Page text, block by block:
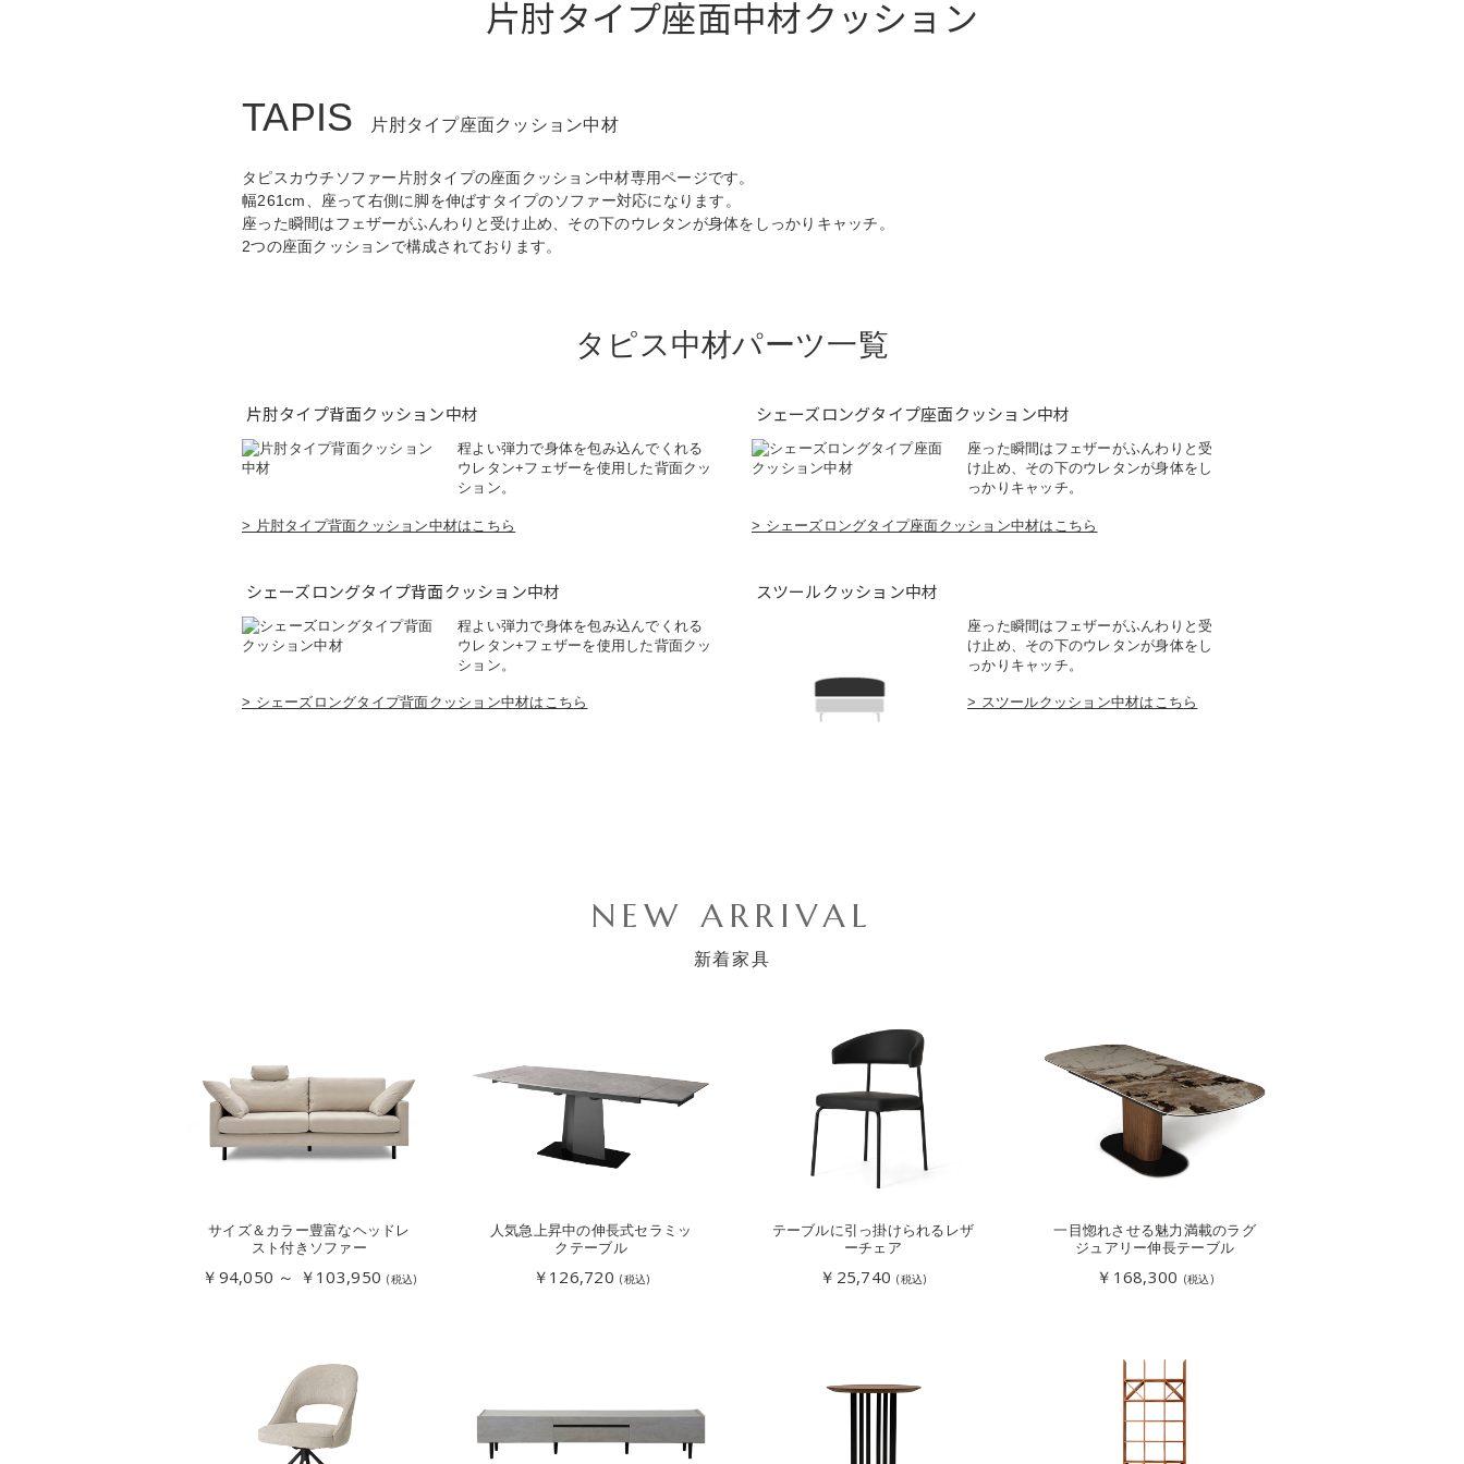
お買い物を続ける カートへ進む
片肘タイプ座面中材クッション
TAPIS 片肘タイプ座面クッション中材
タピスカウチソファー片肘タイプの座面クッション中材専用ページです。
幅261cm、座って右側に脚を伸ばすタイプのソファー対応になります。
座った瞬間はフェザーがふんわりと受け止め、その下のウレタンが身体をしっかりキャッチ。
2つの座面クッションで構成されております。
タピス中材パーツ一覧
片肘タイプ背面クッション中材
程よい弾力で身体を包み込んでくれる
ウレタン+フェザーを使用した背面クッ
ション。
> 片肘タイプ背面クッション中材はこちら
シェーズロングタイプ座面クッション中材
座った瞬間はフェザーがふんわりと受
け止め、その下のウレタンが身体をし
っかりキャッチ。
> シェーズロングタイプ座面クッション中材はこちら
シェーズロングタイプ背面クッション中材
程よい弾力で身体を包み込んでくれる
ウレタン+フェザーを使用した背面クッ
ション。
> シェーズロングタイプ背面クッション中材はこちら
スツールクッション中材
座った瞬間はフェザーがふんわりと受
け止め、その下のウレタンが身体をし
っかりキャッチ。
> スツールクッション中材はこちら
NEW ARRIVAL
新着家具
サイズ＆カラー豊富なヘッドレ
スト付きソファー
￥94,050 ～ ￥103,950 (税込)
人気急上昇中の伸長式セラミッ
クテーブル
￥126,720 (税込)
テーブルに引っ掛けられるレザ
ーチェア
￥25,740 (税込)
一目惚れさせる魅力満載のラグ
ジュアリー伸長テーブル
￥168,300 (税込)